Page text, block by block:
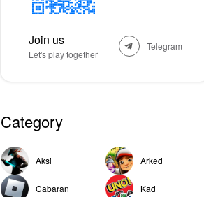
Join us
Let's play together
Telegram
Category
Aksi Arked
Cabaran Kad